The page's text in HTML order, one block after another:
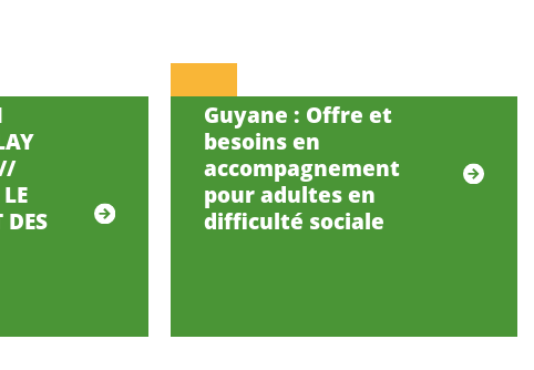
Guyane : Offre et
besoins en
accompagnement
pour adultes en
difficulté sociale